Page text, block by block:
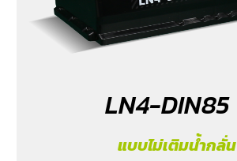
LN4-DIN85
แบบไม่เติมน้ำกลั่น